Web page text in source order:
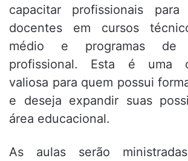
capacitar profissionais
docentes em cursos
médio e programas de
profissional. Esta é uma
valiosa para quem possui
e deseja expandir suas
área educacional.
As aulas serão